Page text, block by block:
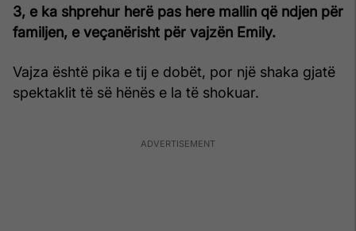
3, e ka shprehur herë pas here mallin që ndjen për
familjen, e veçanërisht për vajzën Emily.
Vajza është pika e tij e dobët, por një shaka gjatë
spektaklit të së hënës e la të shokuar.